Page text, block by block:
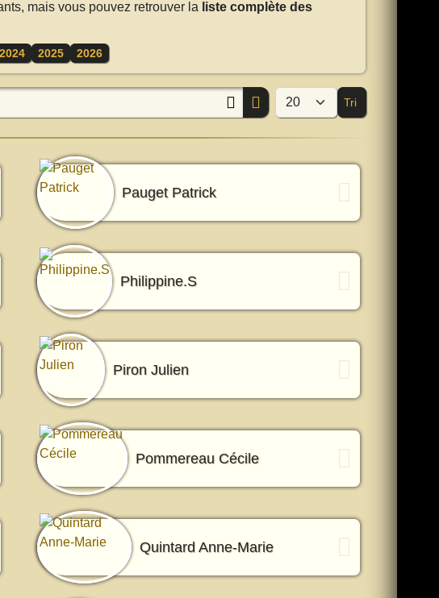
mais vous pouvez retrouver la liste complète des
2024 2025 2026
Afficher #
Tri
Pauget Patrick
Philippine.S
Piron Julien
Pommereau Cécile
Quintard Anne-Marie